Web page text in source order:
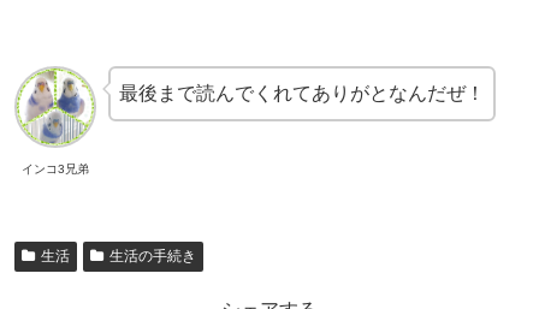
インコ3兄弟
最後まで読んでくれてありがとなんだぜ！
生活 生活の手続き